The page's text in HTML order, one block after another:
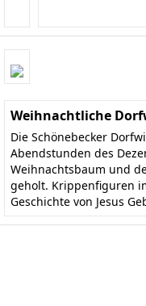
Weihnachtliche
Die Schönebecker
Abendstunden des
Weihnachtsbaum und
geholt. Krippenfiguren
Geschichte von Jesus